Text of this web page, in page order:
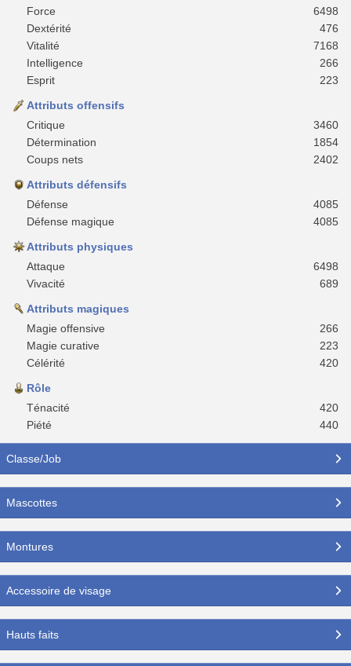
Force
6498
Dextérité
476
Vitalité
7168
Intelligence
266
Esprit
223
Attributs offensifs
Critique
3460
Détermination
1854
Coups nets
2402
Attributs défensifs
Défense
4085
Défense magique
4085
Attributs physiques
Attaque
6498
Vivacité
689
Attributs magiques
Magie offensive
266
Magie curative
223
Célérité
420
Rôle
Ténacité
420
Piété
440
Classe/Job
Mascottes
Montures
Accessoire de visage
Hauts faits